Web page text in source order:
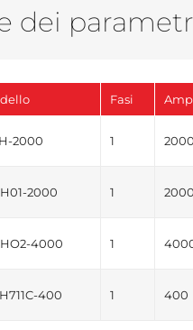
dei
Fasi
2000 1 2000
2000 1 2000
4000 1
400 1 400